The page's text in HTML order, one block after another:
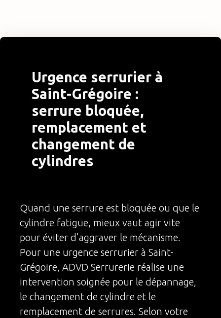
Urgence serrurier à
Saint-Grégoire :
serrure bloquée,
remplacement et
changement de
cylindres
Quand une serrure est bloquée ou que le
cylindre fatigue, mieux vaut agir vite
pour éviter d’aggraver le mécanisme.
Pour une urgence serrurier à Saint-
Grégoire, ADVD Serrurerie réalise une
intervention soignée pour le dépannage,
le changement de cylindre et le
remplacement de serrures. Selon votre